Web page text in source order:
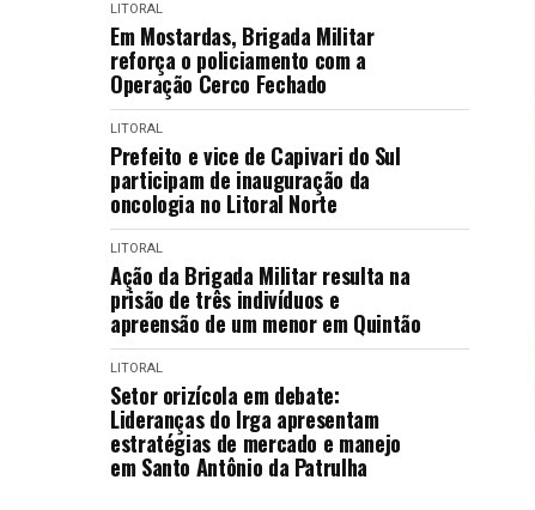
LITORAL
Em Mostardas, Brigada Militar
reforça o policiamento com a
Operação Cerco Fechado
LITORAL
Prefeito e vice de Capivari do Sul
participam de inauguração da
oncologia no Litoral Norte
LITORAL
Ação da Brigada Militar resulta na
prisão de três indivíduos e
apreensão de um menor em Quintão
LITORAL
Setor orizícola em debate:
Lideranças do Irga apresentam
estratégias de mercado e manejo
em Santo Antônio da Patrulha